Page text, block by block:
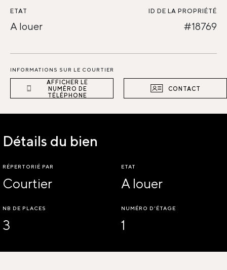
ETAT
A louer
ID DE LA PROPRIÉTÉ
#18769
INFORMATIONS SUR LE COURTIER
AFFICHER LE
NUMÉRO DE
TÉLÉPHONE
CONTACT
Détails du bien
RÉPERTORIÉ PAR
Courtier
ETAT
A louer
NB DE PLACES
3
NUMÉRO D'ÉTAGE
1